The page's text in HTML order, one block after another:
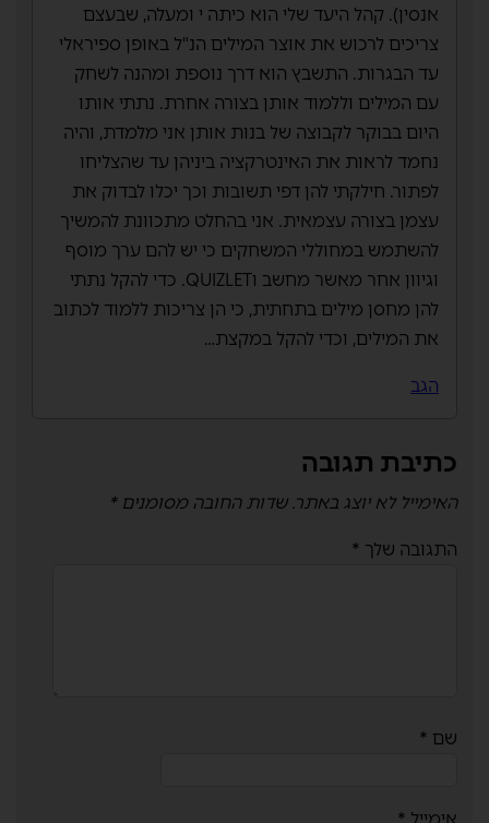
אנסין). קהל היעד שלי הוא כיתה י ומעלה, שבעצם
צריכים לרכוש את אוצר המילים הנ"ל באופן ספיראלי
עד הבגרות. התשבץ הוא דרך נוספת ומהנה לשחק
עם המילים וללמוד אותן בצורה אחרת. נתתי אותו
היום בבוקר לקבוצה של בנות אותן אני מלמדת, והיה
נחמד לראות את האינטרקציה ביניהן עד שהצליחו
לפתור. חילקתי להן דפי תשובות וכך יכלו לבדוק את
עצמן בצורה עצמאית. אני בהחלט מתכוונת להמשיך
להשתמש במחוללי המשחקים כי יש להם ערך מוסף
וגיוון אחר מאשר מחשב וQUIZLET. כדי להקל נתתי
להן מחסן מילים בתחתית, כי הן צריכות ללמוד לכתוב
את המילים, וכדי להקל במקצת…
הגב
כתיבת תגובה
האימייל לא יוצג באתר. שדות החובה מסומנים*
התגובה שלך *
שם *